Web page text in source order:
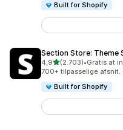
Built for Shopify
Section Store: Theme
4,9ud af 5 stjerner
(2.703)
2703 anmeldelser i alt
•Gratis at
700+ tilpasselige afsnit.
Built for Shopify